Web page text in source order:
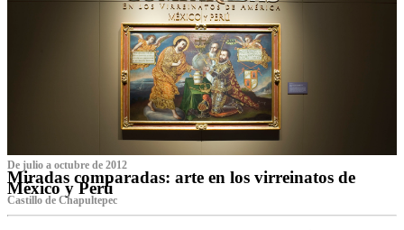
De julio a octubre de 2012
Miradas comparadas: arte en los virreinatos de
México y Perú
Castillo de Chapultepec